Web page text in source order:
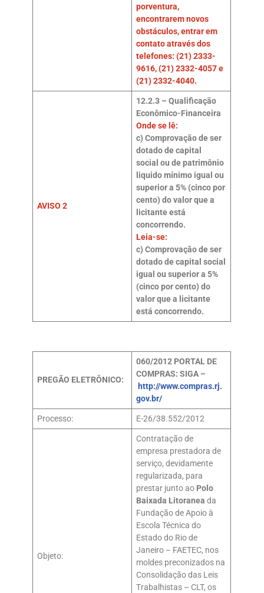
porventura,
encontrarem novos
obstáculos, entrar em
contato através dos
telefones: (21) 2333-
9616, (21) 2332-4057 e
(21) 2332-4040.
AVISO 2
12.2.3 – Qualificação
Econômico-Financeira
Onde se lê:
c) Comprovação de ser
dotado de capital
social ou de patrimônio
liquido mínimo igual ou
superior a 5% (cinco por
cento) do valor que a
licitante está
concorrendo.
Leia-se:
c) Comprovação de ser
dotado de capital social
igual ou superior a 5%
(cinco por cento) do
valor que a licitante
está concorrendo.
PREGÃO ELETRÔNICO:
060/2012 PORTAL DE
COMPRAS: SIGA –
http://www.compras.rj.
gov.br/
Processo: E-26/38.552/2012
Objeto:
Contratação de
empresa prestadora de
serviço, devidamente
regularizada, para
prestar junto ao Polo
Baixada Litoranea da
Fundação de Apoio à
Escola Técnica do
Estado do Rio de
Janeiro – FAETEC, nos
moldes preconizados na
Consolidação das Leis
Trabalhistas – CLT, os